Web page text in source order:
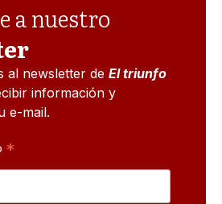
a nuestro
al newsletter de El triunfo
información y
e-mail.
*